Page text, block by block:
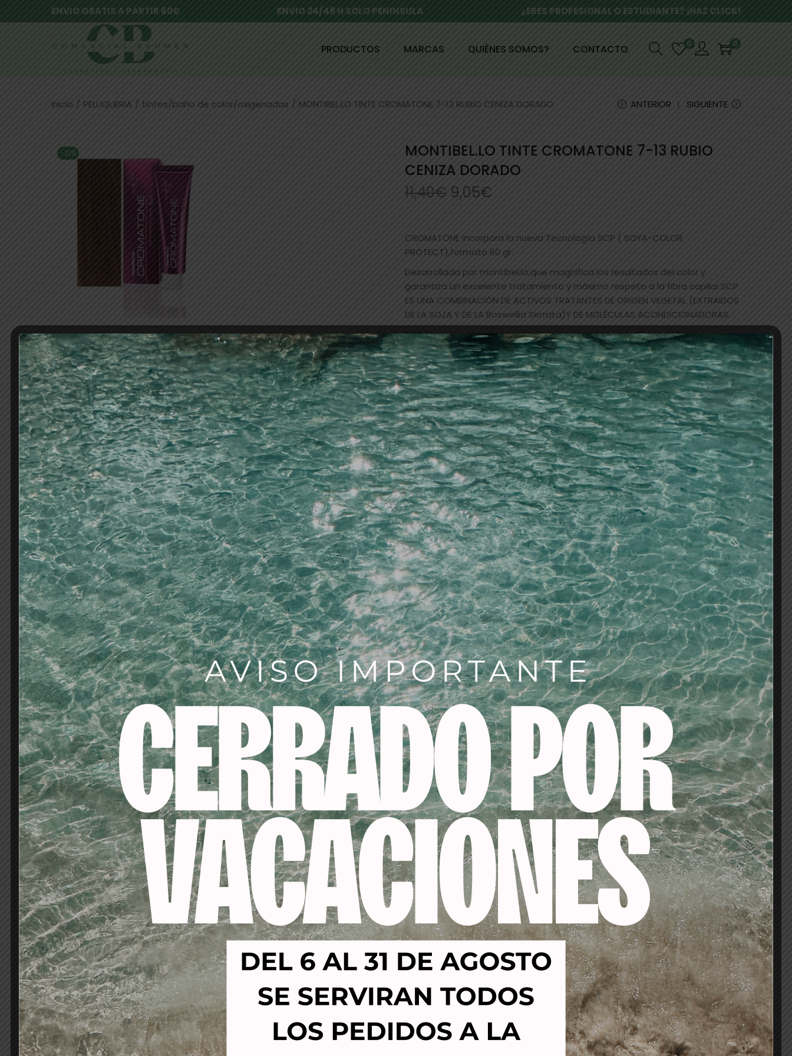
ENVIO GRATIS A PARTIR 60€ ENVIO 24/48 H SOLO PENINSULA ¿ERES PROFESIONAL O ESTUDIANTE? ¡HAZ CLICK!
PRODUCTOS MARCAS QUIÉNES SOMOS? CONTACTO 0 0
Inicio / PELUQUERIA / tintes/baño de color/oxigenadas / MONTIBEL.LO TINTE CROMATONE 7-13 RUBIO CENIZA DORADO ANTERIOR SIGUIENTE
-21%
MONTIBEL.LO TINTE CROMATONE 7-13 RUBIO
CENIZA DORADO
11,40€ 9,05€
CROMATONE incorpora la nueva Tecnología SCP ( SOYA-COLOR
PROTECT),formato 60 gr.
Desarrollada por montibel.lo,que magnifica los resultados del color y
garantiza un excelente tratamiento y máximo respeto a la fibra capilar.SCP
ES UNA COMBINACIÓN DE ACTIVOS TRATANTES DE ORIGEN VEGETAL (EXTRAIDOS
DE LA SOJA Y DE LA Boswellia Serrata)Y DE MOLÉCULAS ACONDICIONADORAS.
SCP favorece la penetración de los colorantes en la fibra capilar,
consiguiendo una mejor fijación y retención del color, y potenciando su
calidad e intensidad cromática.
SCP forma un film que protege el cuero cabelludo y la fibra capilar durante
el proceso de coloración,aumentando el confort de la aplicación.
Modo de aplicación:Mezcla: 1 parte de color + 1 parte de oxidante. Excepto
aclarantes 1 + 2
Tiempo de exposición:30 minutos . Excepto aclarantes 45 minutos
Poder de aclaración:12,5 vol = efecto tono sobre tono 20 vol = 1-2 tonos
30 vol = 2-3 tonos
Superaclarantes:30 vol = 3-4 tonos 40 vol = 4-5 tonos
Cobertura de canas :Hasta un 50% aplicar el tono deseado.Del 50 al 100%
de canas, mezclar ½ tubo del tono deseado con ½ tubo del tono natural
correspondiente.
AÑADIR AL CARRITO
Añadir a la lista de deseos
SKU:11874
Categorías:PELUQUERIA,tintes/baño de color/oxigenadas
Productos relacionados
-53% -66% -53% -53%